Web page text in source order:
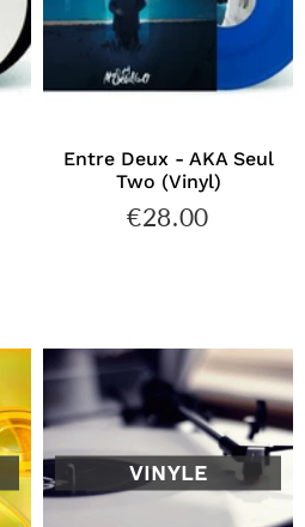
Entre Deux - AKA Seul
Two (Vinyl)
Prix
€28.00
VINYLE